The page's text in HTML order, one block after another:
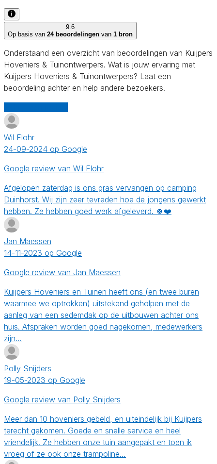
9.6
Op basis van 24 beoordelingen van 1 bron
Onderstaand een overzicht van beoordelingen van Kuijpers
Hoveniers & Tuinontwerpers. Wat is jouw ervaring met
Kuijpers Hoveniers & Tuinontwerpers? Laat een
beoordeling achter en help andere bezoekers.
Wil Flohr
24-09-2024 op Google
Google review van Wil Flohr
Afgelopen zaterdag is ons gras vervangen op camping
Duinhorst. Wij zijn zeer tevreden hoe de jongens gewerkt
hebben. Ze hebben goed werk afgeleverd. 🍀❤️
Jan Maessen
14-11-2023 op Google
Google review van Jan Maessen
Kuijpers Hoveniers en Tuinen heeft ons (en twee buren
waarmee we optrokken) uitstekend geholpen met de
aanleg van een sedemdak op de uitbouwen achter ons
huis. Afspraken worden goed nagekomen, medewerkers
zijn…
Polly Snijders
19-05-2023 op Google
Google review van Polly Snijders
Meer dan 10 hoveniers gebeld, en uiteindelijk bij Kuijpers
terecht gekomen. Goede en snelle service en heel
vriendelijk. Ze hebben onze tuin aangepakt en toen ik
vroeg of ze ook onze trampoline…